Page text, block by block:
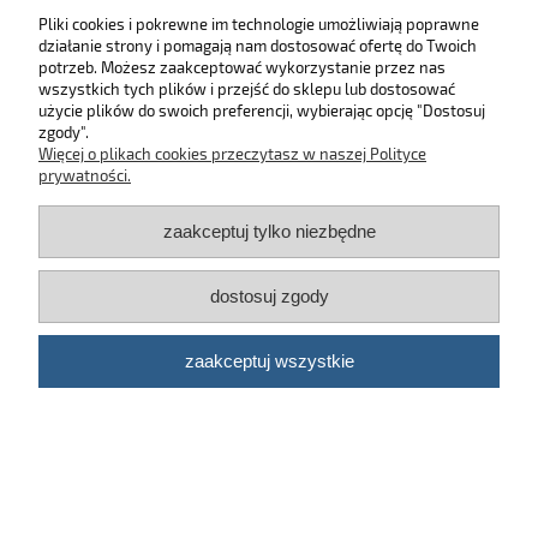
SKLEP
MOJE KONTO
BĄDŹ NA BIEŻĄCO!
Kosmetyki samochodowe Automotive Care©2026 | PlatformaShoper
pokaż pełną wersję strony
Pliki cookies i pokrewne im technologie umożliwiają poprawne
działanie strony i pomagają nam dostosować ofertę do Twoich
potrzeb. Możesz zaakceptować wykorzystanie przez nas
wszystkich tych plików i przejść do sklepu lub dostosować
użycie plików do swoich preferencji, wybierając opcję "Dostosuj
zgody".
Więcej o plikach cookies przeczytasz w naszej Polityce
prywatności.
zaakceptuj tylko niezbędne
dostosuj zgody
zaakceptuj wszystkie